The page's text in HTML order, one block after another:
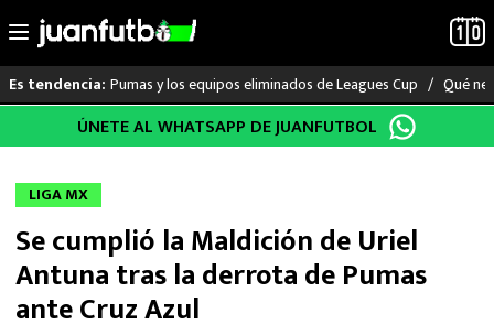
al
Es tendencia: Pumas y los equipos eliminados de Leagues Cup Qué
LO ÚLTIMO
LIGA MX
RAYADOS
PUMAS
ÚNETE AL WHATSAPP DE JUANFUTBOL
LIGA MX
Se cumplió la Maldición de Uriel
Antuna tras la derrota de Pumas
ante Cruz Azul